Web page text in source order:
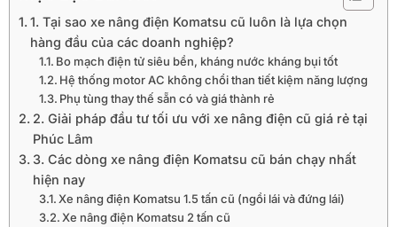
1. Tại sao xe nâng điện Komatsu cũ luôn là lựa chọn
hàng đầu của các doanh nghiệp?
Bo mạch điện tử siêu bền, kháng nước kháng bụi tốt
Hệ thống motor AC không chổi than tiết kiệm năng lượng
Phụ tùng thay thế sẵn có và giá thành rẻ
2. Giải pháp đầu tư tối ưu với xe nâng điện cũ giá rẻ tại
Phúc Lâm
3. Các dòng xe nâng điện Komatsu cũ bán chạy nhất
hiện nay
Xe nâng điện Komatsu 1.5 tấn cũ (ngồi lái và đứng lái)
Xe nâng điện Komatsu 2 tấn cũ